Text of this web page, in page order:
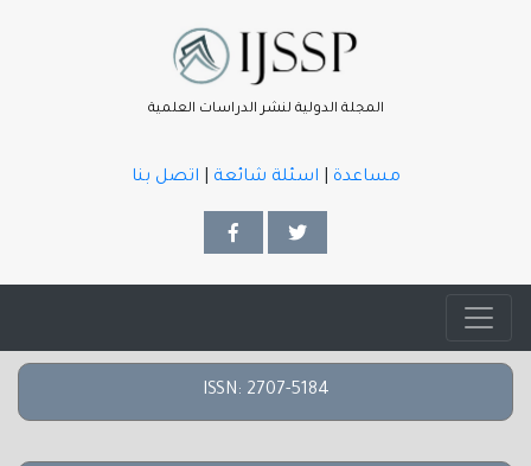
المجلة الدولية لنشر الدراسات العلمية
مساعدة اسئلة شائعة اتصل بنا
ISSN: 2707-5184